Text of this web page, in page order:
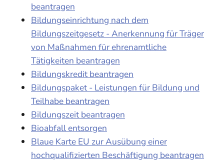
beantragen
Bildungseinrichtung nach dem
Bildungszeitgesetz - Anerkennung für Träger
von Maßnahmen für ehrenamtliche
Tätigkeiten beantragen
Bildungskredit beantragen
Bildungspaket - Leistungen für Bildung und
Teilhabe beantragen
Bildungszeit beantragen
Bioabfall entsorgen
Blaue Karte EU zur Ausübung einer
hochqualifizierten Beschäftigung beantragen